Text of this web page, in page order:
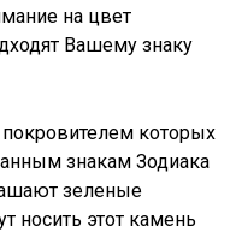
на цвет
Вашему знаку
которых
знакам Зодиака
зеленые
носить этот камень